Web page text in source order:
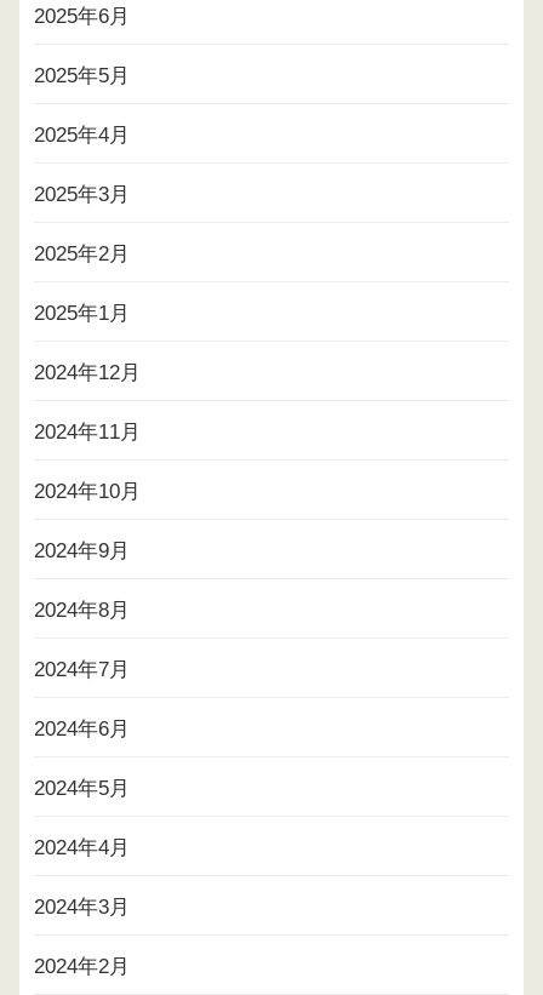
2025年6月
2025年5月
2025年4月
2025年3月
2025年2月
2025年1月
2024年12月
2024年11月
2024年10月
2024年9月
2024年8月
2024年7月
2024年6月
2024年5月
2024年4月
2024年3月
2024年2月